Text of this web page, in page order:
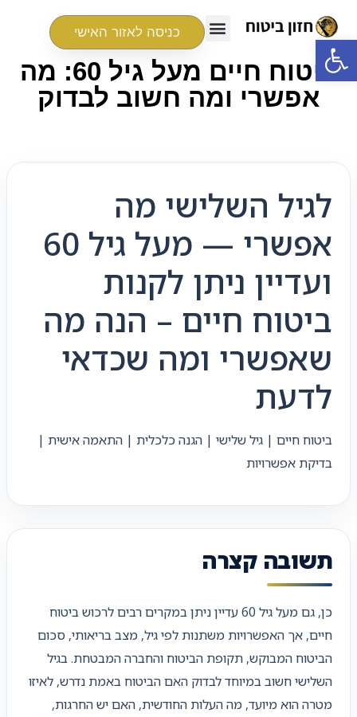
פתח סרגל נגישות כניסה לאזור האישי
ביטוח חיים מעל גיל 60: מה
אפשרי ומה חשוב לבדוק
לגיל השלישי מה
אפשרי — מעל גיל 60
ועדיין ניתן לקנות
ביטוח חיים – הנה מה
שאפשרי ומה שכדאי
לדעת
ביטוח חיים | גיל שלישי | הגנה כלכלית | התאמה אישית |
בדיקת אפשרויות
תשובה קצרה
כן, גם מעל גיל 60 עדיין ניתן במקרים רבים לרכוש ביטוח
חיים, אך האפשרויות משתנות לפי גיל, מצב בריאותי, סכום
הביטוח המבוקש, תקופת הביטוח והחברה המבטחת. בגיל
השלישי חשוב במיוחד לבדוק האם הביטוח באמת נדרש, לאיזו
מטרה הוא מיועד, מה העלות החודשית, האם יש החרגות,